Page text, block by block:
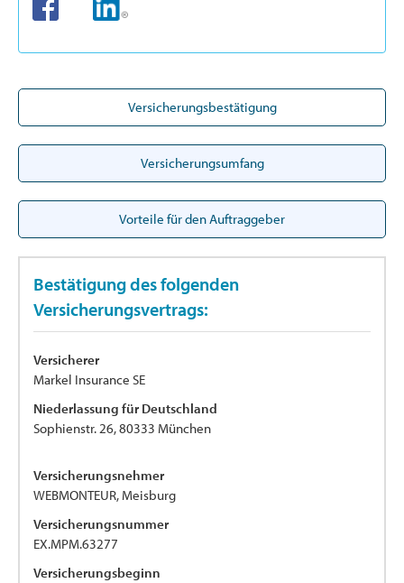
Versicherungsbestätigung
Versicherungsumfang
Vorteile für den Auftraggeber
Bestätigung des folgenden
Versicherungsvertrags:
Versicherer
Markel Insurance SE
Niederlassung für Deutschland
Sophienstr. 26, 80333 München
Versicherungsnehmer
WEBMONTEUR, Meisburg
Versicherungsnummer
EX.MPM.63277
Versicherungsbeginn